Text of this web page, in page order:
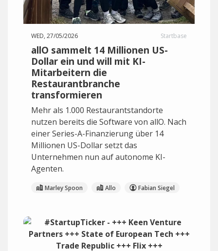
WED, 27/05/2026 Startbase
allO sammelt 14 Millionen US-
Dollar ein und will mit KI-
Mitarbeitern die
Restaurantbranche
transformieren
Mehr als 1.000 Restaurantstandorte
nutzen bereits die Software von allO. Nach
einer Series-A-Finanzierung über 14
Millionen US-Dollar setzt das
Unternehmen nun auf autonome KI-
Agenten.
Marley Spoon Allo Fabian Siegel